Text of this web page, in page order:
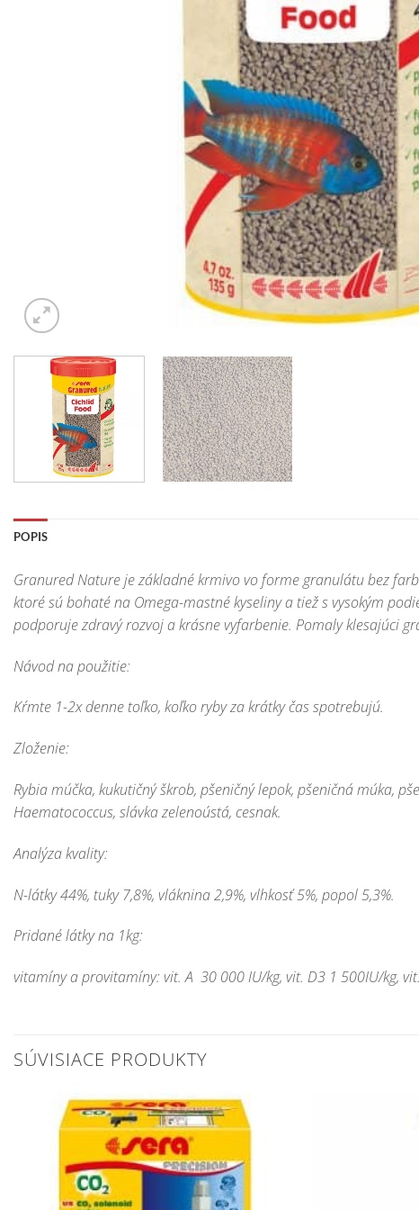
POPIS
Granured Nature je základné krmivo vo forme granulátu bez
ktoré sú bohaté na Omega-mastné kyseliny a tiež s vysokým
podporuje zdravý rozvoj a krásne vyfarbenie. Pomaly klesajúci
Návod na použitie:
Kŕmte 1-2x denne toľko, koľko ryby za krátky čas spotrebujú.
Zloženie:
Rybia múčka, kukutičný škrob, pšeničný lepok, pšeničná múka,
Haematococcus, slávka zelenoústá, cesnak.
Analýza kvality:
N-látky 44%, tuky 7,8%, vláknina 2,9%, vlhkosť 5%, popol 5,3%.
Pridané látky na 1kg:
vitamíny a provitamíny: vit. A 30 000 IU/kg, vit. D3 1 500IU/kg,
SÚVISIACE PRODUKTY
obľúbených!